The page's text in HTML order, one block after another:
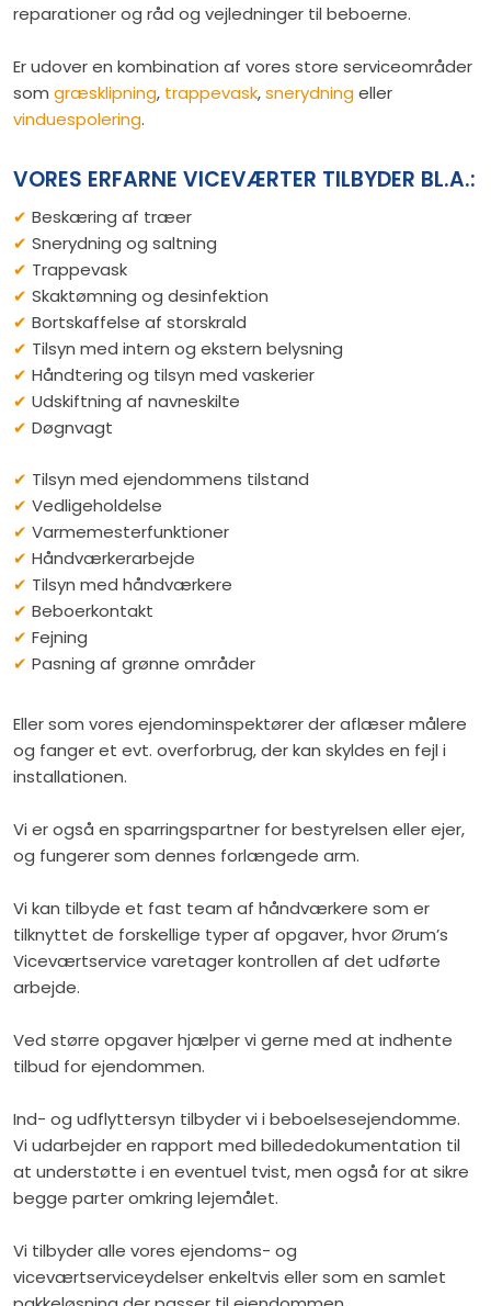
reparationer og råd og vejledninger til beboerne.
Er udover en kombination af vores store serviceområder
som græsklipning, trappevask,snerydningeller
vinduespolering.
VORES ERFARNE VICEVÆRTER TILBYDER BL.A.:
✔ ​ Beskæring af træer
✔ ​ Snerydning og saltning
✔ ​ Trappevask
✔ ​ Skaktømning og desinfektion
✔ ​ Bortskaffelse af storskrald
✔ ​ Tilsyn med intern og ekstern belysning
✔ ​ Håndtering og tilsyn med vaskerier
✔ ​ Udskiftning af navneskilte
✔ ​ Døgnvagt
✔ ​ Tilsyn med ejendommens tilstand
✔ ​ Vedligeholdelse
✔ ​ Varmemesterfunktioner
✔ ​ Håndværkerarbejde
✔ ​ Tilsyn med håndværkere
✔​ Beboerkontakt
✔​ Fejning
✔ ​ Pasning af grønne områder​
​Eller som vores ejendominspektører der aflæser målere
og fanger et evt. overforbrug, der kan skyldes en fejl i
installationen.
Vi er også en sparringspartner for bestyrelsen eller ejer,
og fungerer som dennes forlængede arm.
Vi kan tilbyde et fast team af håndværkere som er
tilknyttet de forskellige typer af opgaver, hvor Ørum’s
Viceværtservice varetager kontrollen af det udførte
arbejde.
Ved større opgaver hjælper vi gerne med at indhente
tilbud for ejendommen.
Ind- og udflyttersyn tilbyder vi i beboelsesejendomme.
Vi udarbejder en rapport med billededokumentation til
at understøtte i en eventuel tvist, men også for at sikre
begge parter omkring lejemålet.
Vi tilbyder alle vores ejendoms- og
viceværtserviceydelser enkeltvis eller som en samlet